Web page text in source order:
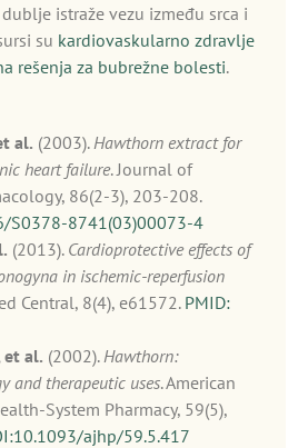
istraže vezu između srca i
su kardiovaskularno zdravlje
rešenja za bubrežne bolesti.
al. (2003).Hawthorn extract for
heart failure. Journal of
86(2-3), 203-208.
S0378-8741(03)00073-4
(2013). Cardioprotective effects of
in ischemic-reperfusion
Central, 8(4), e61572. PMID:
et al. (2002).Hawthorn:
and therapeutic uses. American
System Pharmacy, 59(5),
ajhp/59.5.417